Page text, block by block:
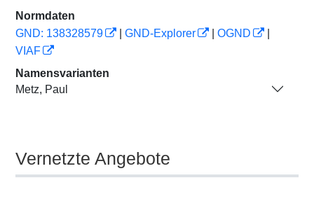
Normdaten
GND: 138328579
GND-Explorer OGND
VIAF
Namensvarianten
Metz, Paul
Vernetzte Angebote